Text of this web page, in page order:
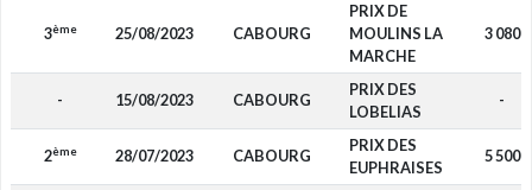
3ème 25/08/2023 CABOURG
PRIX DE
MOULINS LA
MARCHE
3 080
- 15/08/2023 CABOURG
PRIX DES
LOBELIAS
-
2ème 28/07/2023 CABOURG
PRIX DES
EUPHRAISES
5 500